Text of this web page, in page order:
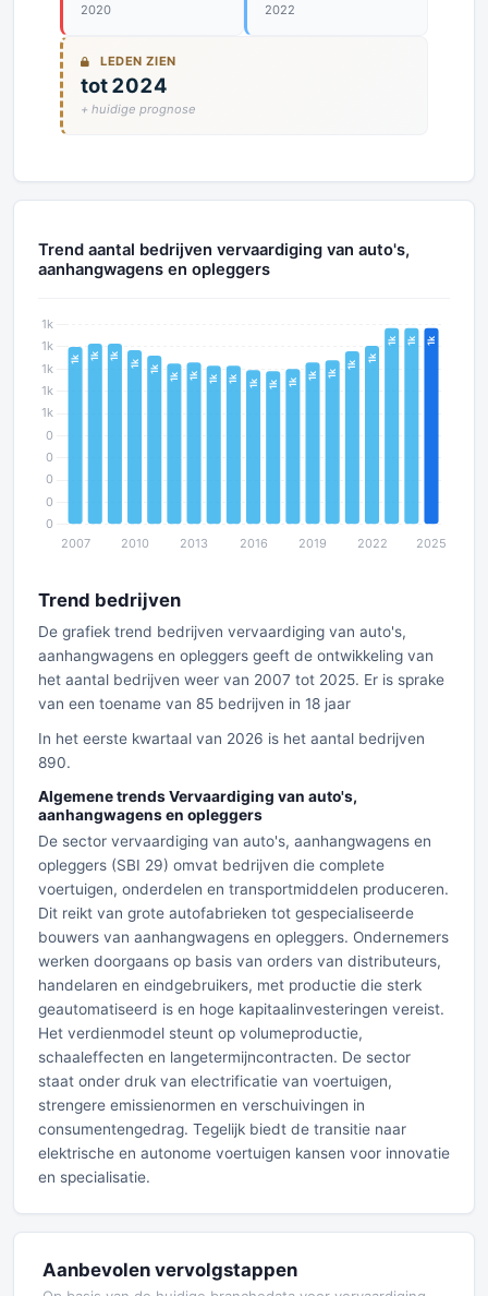
2020 2022
LEDEN ZIEN
tot 2024
+ huidige prognose
Trend aantal bedrijven vervaardiging van auto's,
aanhangwagens en opleggers
Trend bedrijven
De grafiek trend bedrijven vervaardiging van auto's,
aanhangwagens en opleggers geeft de ontwikkeling van
het aantal bedrijven weer van 2007 tot 2025. Er is sprake
van een toename van 85 bedrijven in 18 jaar
In het eerste kwartaal van 2026 is het aantal bedrijven
890.
Algemene trends Vervaardiging van auto's,
aanhangwagens en opleggers
De sector vervaardiging van auto's, aanhangwagens en
opleggers (SBI 29) omvat bedrijven die complete
voertuigen, onderdelen en transportmiddelen produceren.
Dit reikt van grote autofabrieken tot gespecialiseerde
bouwers van aanhangwagens en opleggers. Ondernemers
werken doorgaans op basis van orders van distributeurs,
handelaren en eindgebruikers, met productie die sterk
geautomatiseerd is en hoge kapitaalinvesteringen vereist.
Het verdienmodel steunt op volumeproductie,
schaaleffecten en langetermijncontracten. De sector
staat onder druk van electrificatie van voertuigen,
strengere emissienormen en verschuivingen in
consumentengedrag. Tegelijk biedt de transitie naar
elektrische en autonome voertuigen kansen voor innovatie
en specialisatie.
Aanbevolen vervolgstappen